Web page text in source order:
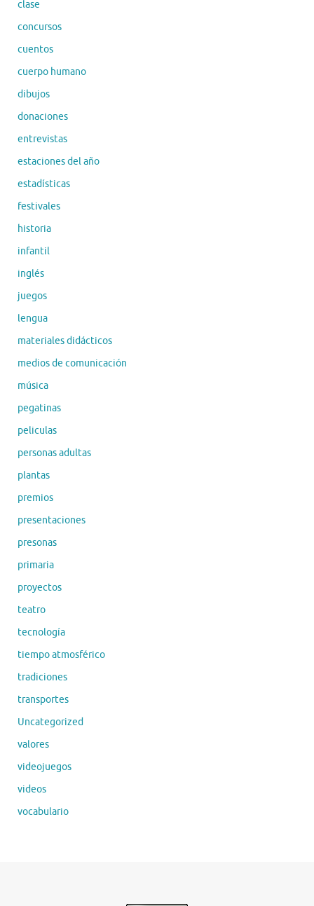
clase
concursos
cuentos
cuerpo humano
dibujos
donaciones
entrevistas
estaciones del año
estadísticas
festivales
historia
infantil
inglés
juegos
lengua
materiales didácticos
medios de comunicación
música
pegatinas
peliculas
personas adultas
plantas
premios
presentaciones
presonas
primaria
proyectos
teatro
tecnología
tiempo atmosférico
tradiciones
transportes
Uncategorized
valores
videojuegos
videos
vocabulario